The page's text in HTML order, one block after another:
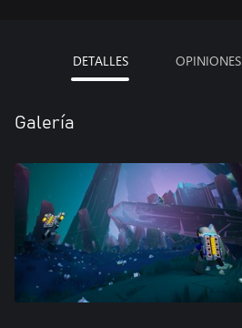
DETALLES OPINIONES
Galería